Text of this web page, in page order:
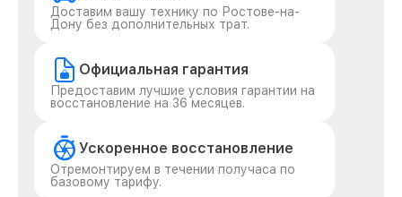
Доставим вашу технику по Ростове-на-
Дону без дополнительных трат.
Официальная гарантия
Предоставим лучшие условия гарантии на
восстановление на 36 месяцев.
Ускоренное восстановление
Отремонтируем в течении получаса по
базовому тарифу.